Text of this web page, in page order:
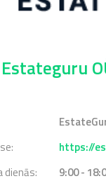
Estateguru
https://
dienās:
9:00 -